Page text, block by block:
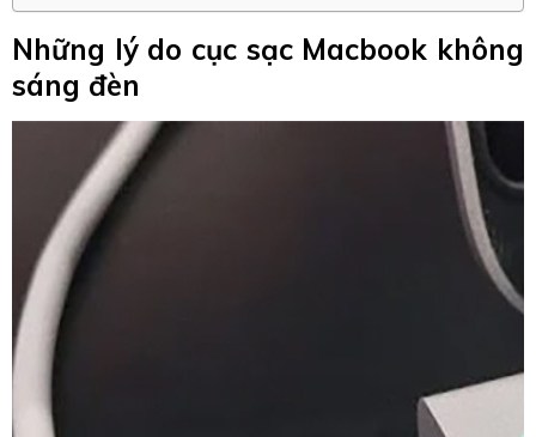
Những lý do cục sạc Macbook không
sáng đèn